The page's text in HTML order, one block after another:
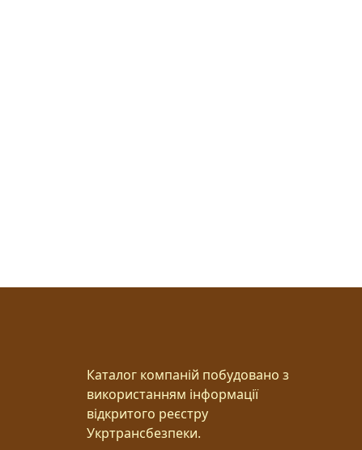
Каталог компаній побудовано з
використанням інформації
відкритого реєстру
Укртрансбезпеки.